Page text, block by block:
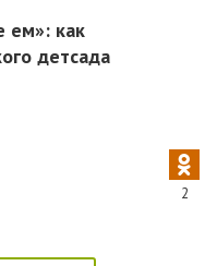
ем»: как
детсада
2